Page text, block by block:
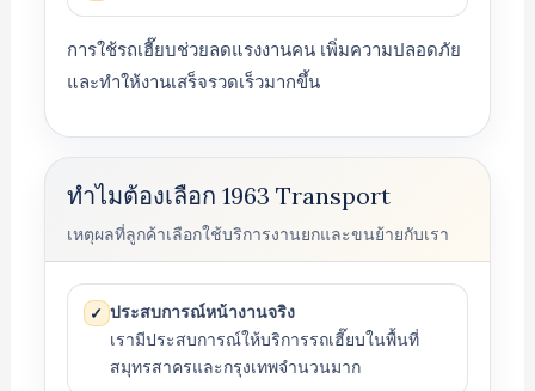
การใช้รถเฮี๊ยบช่วยลดแรงงานคน เพิ่มความปลอดภัย
และทำให้งานเสร็จรวดเร็วมากขึ้น
ทำไมต้องเลือก 1963 Transport
เหตุผลที่ลูกค้าเลือกใช้บริการงานยกและขนย้ายกับเรา
✓ ประสบการณ์หน้างานจริง
เรามีประสบการณ์ให้บริการรถเฮี๊ยบในพื้นที่
สมุทรสาครและกรุงเทพจำนวนมาก